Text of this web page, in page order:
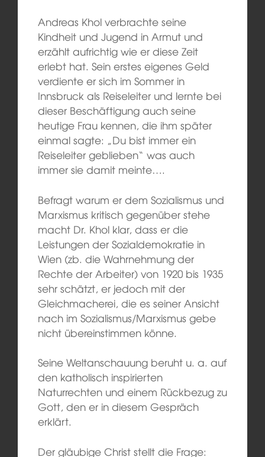
Andreas Khol verbrachte seine
Kindheit und Jugend in Armut und
erzählt aufrichtig wie er diese Zeit
erlebt hat. Sein erstes eigenes Geld
verdiente er sich im Sommer in
Innsbruck als Reiseleiter und lernte bei
dieser Beschäftigung auch seine
heutige Frau kennen, die ihm später
einmal sagte: „Du bist immer ein
Reiseleiter geblieben“ was auch
immer sie damit meinte….
Befragt warum er dem Sozialismus und
Marxismus kritisch gegenüber stehe
macht Dr. Khol klar, dass er die
Leistungen der Sozialdemokratie in
Wien (zb. die Wahrnehmung der
Rechte der Arbeiter) von 1920 bis 1935
sehr schätzt, er jedoch mit der
Gleichmacherei, die es seiner Ansicht
nach im Sozialismus/Marxismus gebe
nicht übereinstimmen könne.
Seine Weltanschauung beruht u. a. auf
den katholisch inspirierten
Naturrechten und einem Rückbezug zu
Gott, den er in diesem Gespräch
erklärt.
Der gläubige Christ stellt die Frage: